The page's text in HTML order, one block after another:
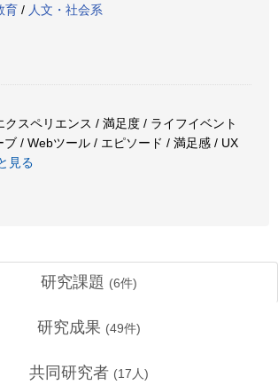
育 / 人文・社会系
クスペリエンス / 満足度 / ライフイベント
ブ / Webツール / エピソード / 満足感 / UX
見る
研究課題 (6件)
研究成果 (49件)
共同研究者 (17 人)